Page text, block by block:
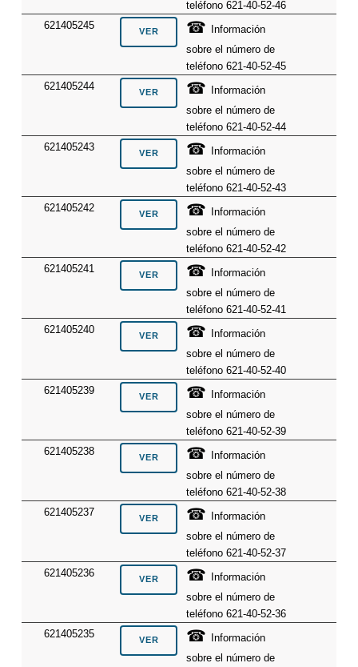
teléfono 621-40-52-46
621405245
☎
Información
sobre el número de
teléfono 621-40-52-45
621405244
☎
Información
sobre el número de
teléfono 621-40-52-44
621405243
☎
Información
sobre el número de
teléfono 621-40-52-43
621405242
☎
Información
sobre el número de
teléfono 621-40-52-42
621405241
☎
Información
sobre el número de
teléfono 621-40-52-41
621405240
☎
Información
sobre el número de
teléfono 621-40-52-40
621405239
☎
Información
sobre el número de
teléfono 621-40-52-39
621405238
☎
Información
sobre el número de
teléfono 621-40-52-38
621405237
☎
Información
sobre el número de
teléfono 621-40-52-37
621405236
☎
Información
sobre el número de
teléfono 621-40-52-36
621405235
☎
Información
sobre el número de